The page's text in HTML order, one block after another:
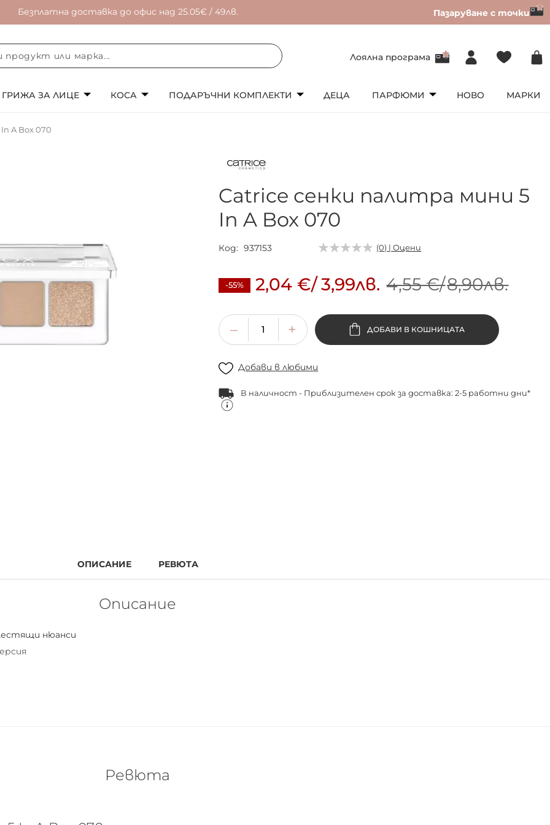
Безплатна доставка до офис над 25.05€ / 49лв. Пазаруване с точки
Лоялна програма
ГРИЖА ЗА ЛИЦЕ КОСА ПОДАРЪЧНИ КОМПЛЕКТИ ДЕЦА ПАРФЮМИ НОВО МАРКИ
A Box 070
Catrice сенки палитра мини 5
In A Box 070
Код 937153 (0) | Оцени
-55% 2,04 €/3,99лв. 4,55 €/8,90лв.
ДОБАВИ В КОШНИЦАТА
Добави в любими
В наличност - Приблизителен срок за доставка: 2-5 работни дни*
ОПИСАНИЕ РЕВЮТА
Описание
нюанси
Ревюта